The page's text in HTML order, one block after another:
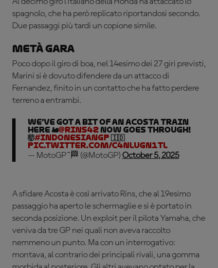
spagnolo, che ha però replicato riportandosi secondo.
Due passaggi più tardi un copione simile.
Metà gara
Poco dopo il giro di boa, nel 14esimo dei 27 giri previsti,
Marini si è dovuto difendere da un attacco di
Fernandez, finito in un contatto che ha fatto perdere
terreno a entrambi.
We've got a bit of an Acosta train
here 🚂@rins42 now goes through!
🤯#IndonesianGP 🇮🇩
pic.twitter.com/c4Nlugn1Tl
— MotoGP™🏁 (@MotoGP) October 5, 2025
A sfidare Acosta è così arrivato Rins, che al 19esimo
passaggio ha aperto le schermaglie e si è portato in
seconda posizione. Un exploit per il pilota Yamaha, che
veniva da tre GP nei quali non aveva raccolto
nemmeno un punto. Ma con un interrogativo:
montava, al contrario dei principali rivali, una gomma